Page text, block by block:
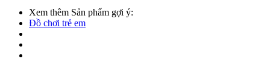
Xem thêm Sản phẩm gợi ý:
Đồ chơi trẻ em